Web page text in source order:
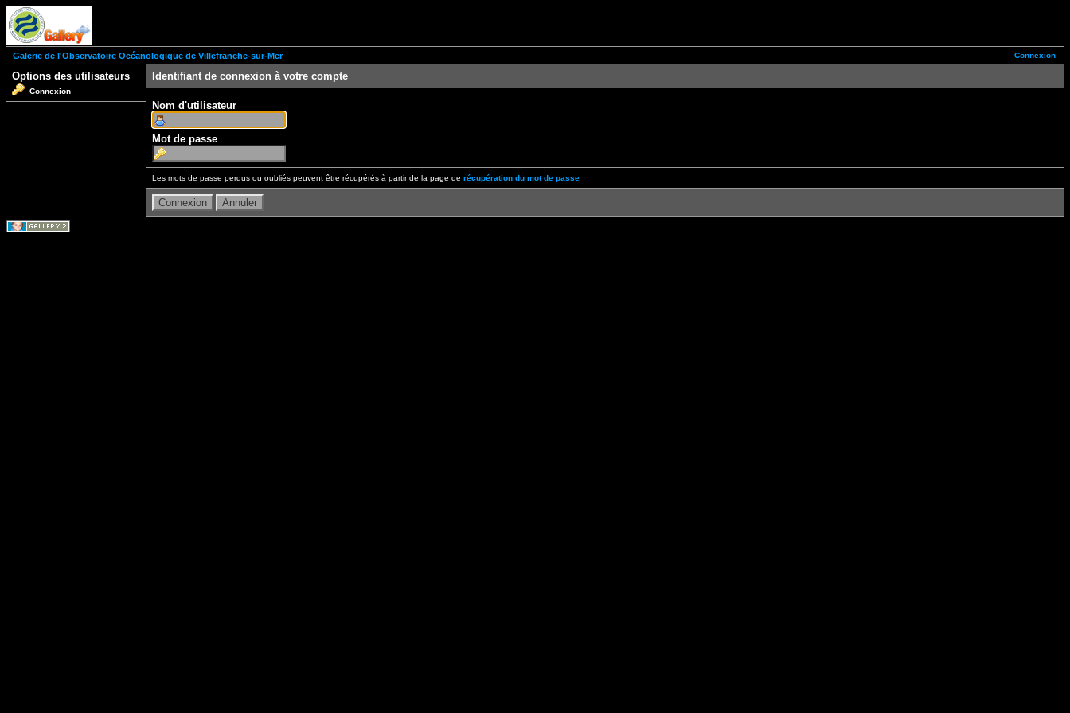
Connexion
Galerie de l'Observatoire Océanologique de Villefranche-sur-Mer
Options des utilisateurs
Connexion
Identifiant de connexion à votre compte
Nom d'utilisateur
Mot de passe
Les mots de passe perdus ou oubliés peuvent être récupérés à partir de la page de récupération du mot de passe